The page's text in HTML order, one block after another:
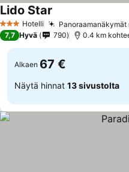
3 Tähtiluokitus
Hotelli Panoraamanäkymät
Lido Star
7,7 Hyvä 790 0.4 km
Alkaen 67 €
Näytä hinnat 13 sivustolta